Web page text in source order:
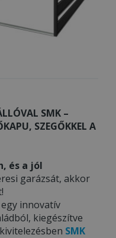
SMK –
SZEGŐKKEL A
és a jól
garázsát, akkor
innovatív
kiegészítve
SMK